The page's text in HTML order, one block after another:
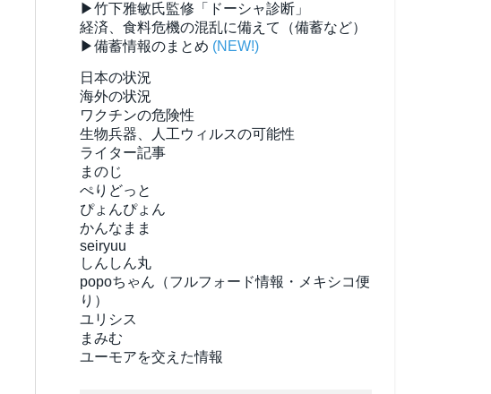
▶竹下雅敏氏監修「ドーシャ診断」
経済、食料危機の混乱に備えて（備蓄など）
▶備蓄情報のまとめ (NEW!)
日本の状況
海外の状況
ワクチンの危険性
生物兵器、人工ウィルスの可能性
ライター記事
まのじ
ぺりどっと
ぴょんぴょん
かんなまま
seiryuu
しんしん丸
popoちゃん（フルフォード情報・メキシコ便
り）
ユリシス
まみむ
ユーモアを交えた情報